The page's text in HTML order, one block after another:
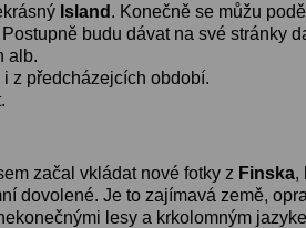
Island. Konečně se můžu
budu dávat na své stránky
alb.
z předcházejcích období.
začal vkládat nové fotky z Finska,
dovolené. Je to zajímavá země,
lesy a krkolomným